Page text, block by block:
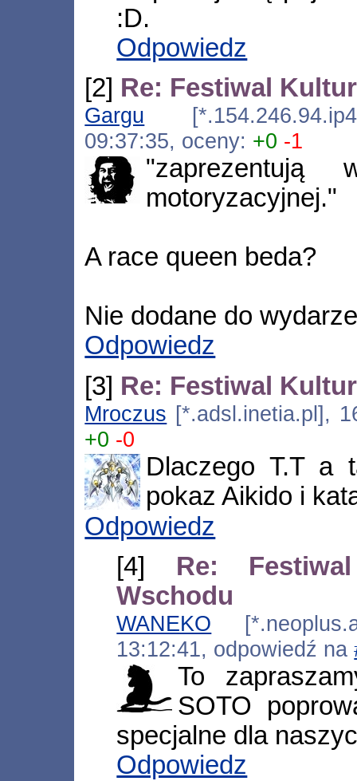
:D.
Odpowiedz
[2] Re: Festiwal
Gargu
09:37:35, oceny: +0 -1
"zaprezentują
motoryzacyjnej."
A race queen beda?
Nie dodane do
Odpowiedz
[3] Re: Festiwal
Mroczus [*.adsl.inetia.pl],
+0 -0
Dlaczego T.T a
pokaz Aikido i
Odpowiedz
[4] Re:
Wschodu
WANEKO
13:12:41, odpowiedź na
To
SOTO
specjalne dla
Odpowiedz